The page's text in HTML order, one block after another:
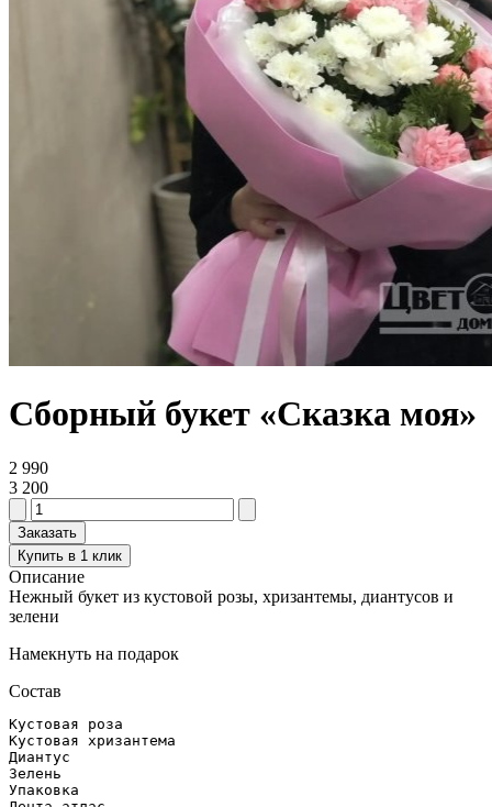
Сборный букет «Сказка моя»
2 990
3 200
Заказать
Купить в 1 клик
Описание
Нежный букет из кустовой розы, хризантемы, диантусов и
зелени
Намекнуть на подарок
Состав
Кустовая роза
Кустовая хризантема
Диантус
Зелень
Упаковка